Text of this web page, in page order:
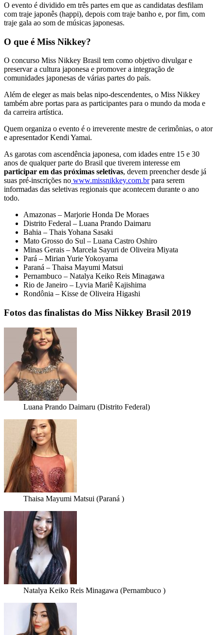
O evento é dividido em três partes em que as candidatas desfilam
com traje japonês (happi), depois com traje banho e, por fim, com
traje gala ao som de músicas japonesas.
O que é Miss Nikkey?
O concurso Miss Nikkey Brasil tem como objetivo divulgar e
preservar a cultura japonesa e promover a integração de
comunidades japonesas de várias partes do país.
Além de eleger as mais belas nipo-descendentes, o Miss Nikkey
também abre portas para as participantes para o mundo da moda e
da carreira artística.
Quem organiza o evento é o irreverente mestre de cerimônias, o ator
e apresentador Kendi Yamai.
As garotas com ascendência japonesa, com idades entre 15 e 30
anos de qualquer parte do Brasil que tiverem interesse em
participar em das próximas seletivas, devem preencher desde já
suas pré-inscrições no www.missnikkey.com.brpara serem
informadas das seletivas regionais que acontecem durante o ano
todo.
Amazonas – Marjorie Honda De Moraes
Distrito Federal – Luana Prando Daimaru
Bahia – Thais Yohana Sasaki
Mato Grosso do Sul – Luana Castro Oshiro
Minas Gerais – Marcela Sayuri de Oliveira Miyata
Pará – Mirian Yurie Yokoyama
Paraná – Thaisa Mayumi Matsui
Pernambuco – Natalya Keiko Reis Minagawa
Rio de Janeiro – Lyvia Mariê Kajishima
Rondônia – Kisse de Oliveira Higashi
Fotos das finalistas do Miss Nikkey Brasil 2019
Luana Prando Daimaru (Distrito Federal)
Thaisa Mayumi Matsui (Paraná )
Natalya Keiko Reis Minagawa (Pernambuco )